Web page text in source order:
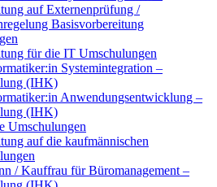
auf Externenprüfung /
Basisvorbereitung
für die IT Umschulungen
Systemintegration –
(IHK)
Anwendungsentwicklung –
(IHK)
Umschulungen
auf die kaufmännischen
/ Kauffrau für Büromanagement –